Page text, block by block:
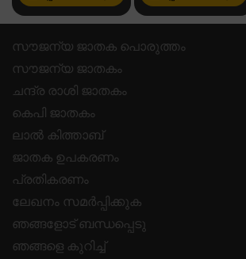
സൗജന്യ ജാതക പൊരുത്തം
സൗജന്യ ജാതകം
ചന്ദ്ര രാശി ജാതകം
കെപി ജാതകം
ലാൽ കിത്താബ്
ജാതക ഉപകരണം
പ്രതികരണം
ലേഖനം സമർപ്പിക്കുക
ഞങ്ങളോട് ബന്ധപ്പെടു
ഞങ്ങളെ കുറിച്ച്